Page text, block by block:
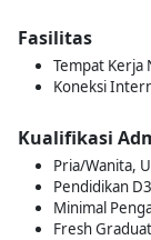
Fasilitas
Tempat Kerja
Koneksi
Kualifikasi
Pria/Wanita,
Pendidikan D3
Minimal
Fresh